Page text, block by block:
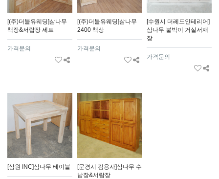
[(주)더블유웨딩]삼나무
책장&서랍장 세트
가격문의
[(주)더블유웨딩]삼나무
2400 책상
가격문의
[수원시 더레드인테리어]
삼나무 붙박이 거실서재
장
가격문의
[삼원 INC]삼나무 테이블
[문경시 김용사]삼나무 수
납장&서랍장